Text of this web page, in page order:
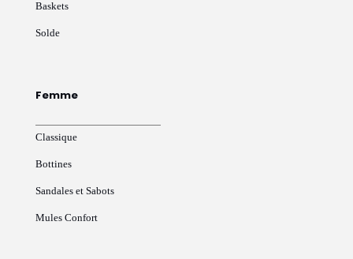
Baskets
Solde
Femme
Classique
Bottines
Sandales et Sabots
Mules Confort